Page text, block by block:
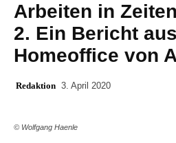
Arbeiten in
2. Ein Bericht
Homeoffice von
Redaktion 3. April 2020
© Wolfgang Haenle